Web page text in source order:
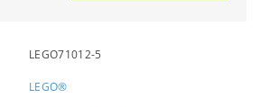
LEGO71012-5
LEGO®